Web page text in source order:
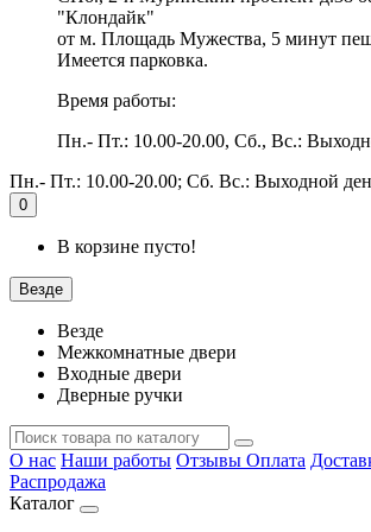
"Клондайк"
от м. Площадь Мужества, 5 минут
Имеется парковка.
Время работы:
Пн.- Пт.: 10.00-20.00, Сб., Вс.:
Пн.- Пт.: 10.00-20.00; Сб. Вс.: Выходной
0
В корзине пусто!
Везде
Везде
Межкомнатные двери
Входные двери
Дверные ручки
О нас Наши работы Отзывы Оплата
Распродажа
Каталог